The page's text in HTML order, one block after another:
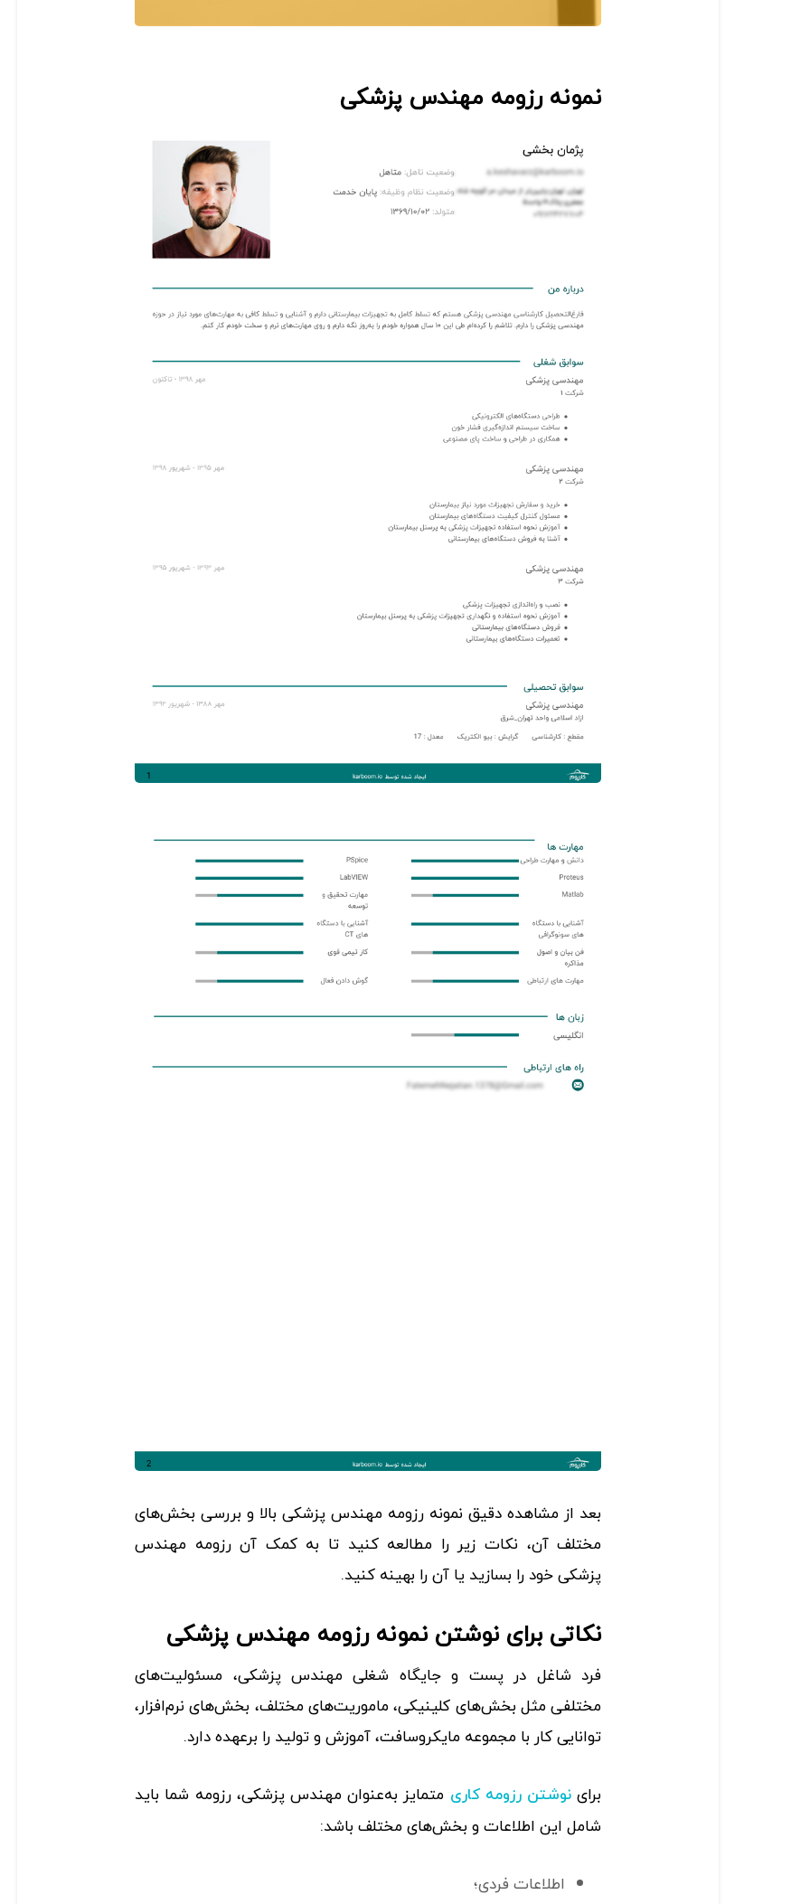
نمونه رزومه مهندس پزشکی
بعد از مشاهده دقیق نمونه رزومه مهندس پزشکی بالا و بررسی بخش‌های
مختلف آن، نکات زیر را مطالعه کنید تا به کمک آن رزومه مهندس
پزشکی خود را بسازید یا آن را بهینه کنید.
نکاتی برای نوشتن نمونه رزومه مهندس پزشکی
فرد شاغل در پست و جایگاه شغلی مهندس پزشکی، مسئولیت‌های
مختلفی مثل بخش‌های کلینیکی، ماموریت‌های مختلف، بخش‌های نرم‌افزار،
توانایی کار با مجموعه مایکروسافت، آموزش و تولید را برعهده دارد.
برای نوشتن رزومه کاری متمایز به‌عنوان مهندس پزشکی، رزومه شما باید
شامل این اطلاعات و بخش‌های مختلف باشد:
اطلاعات فردی؛